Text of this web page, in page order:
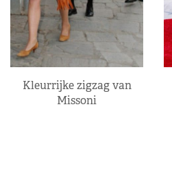
Kleurrijke zigzag van
Missoni